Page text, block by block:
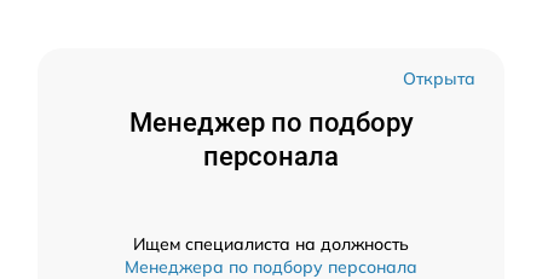
Открыта
Менеджер по подбору
персонала
Ищем специалиста на должность
Менеджера по подбору персонала